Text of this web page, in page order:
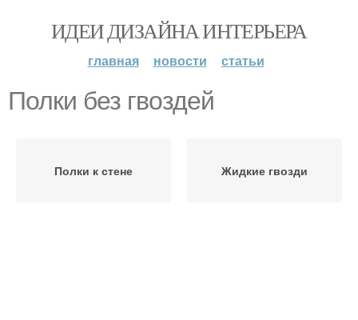
ИДЕИ ДИЗАЙНА ИНТЕРЬЕРА
главная новости статьи
Полки без гвоздей
Полки к стене Жидкие гвозди